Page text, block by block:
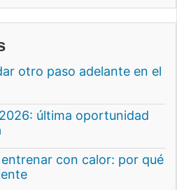
otro paso adelante en el
última oportunidad
con calor: por qué